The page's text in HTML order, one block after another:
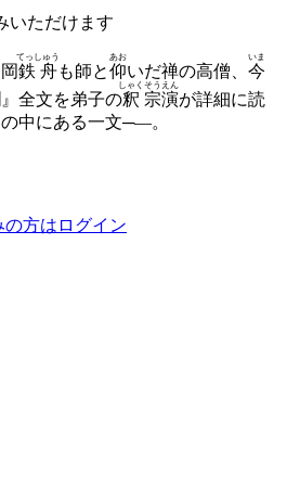
いただけます
鉄舟
てっしゅう
も師と仰
あお
いだ禅の高僧、 今
いま
全文を弟子の釈
しゃく
宗
そう
演
えん
が詳細に読
中にある一文─―。
の方はログイン